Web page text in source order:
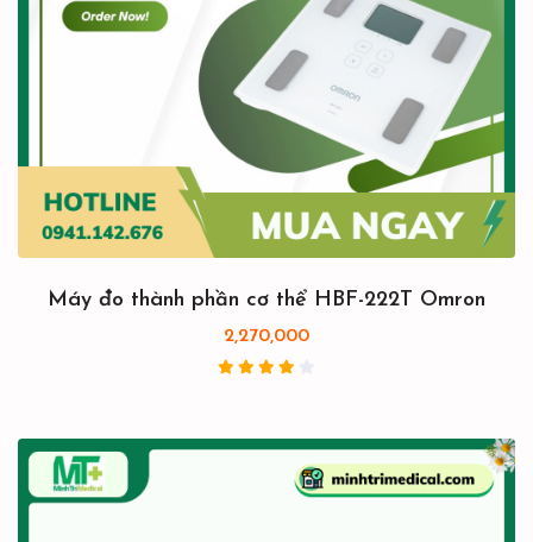
Máy đo thành phần cơ thể HBF-222T Omron
2,270,000